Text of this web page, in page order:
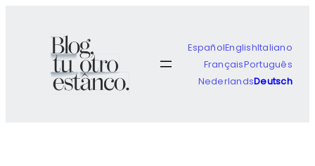
EspañolEnglishItaliano
FrançaisPortuguês
NederlandsDeutsch